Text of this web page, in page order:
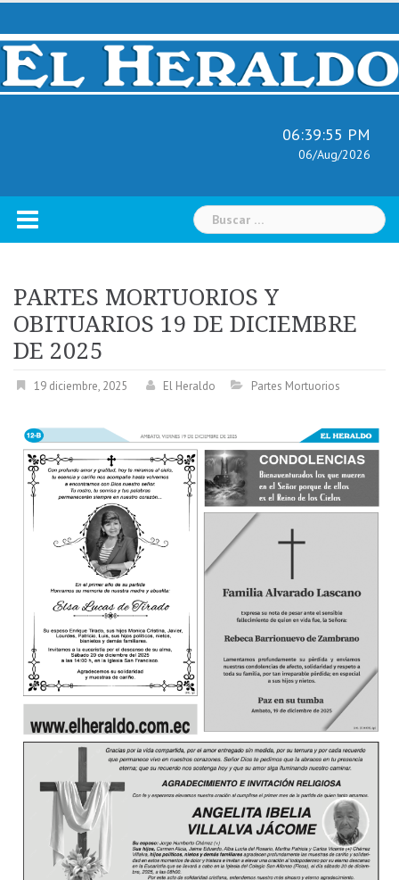
Skip
content
06:39:56 PM
06/Aug/2026
Buscar:
PARTES MORTUORIOS Y
OBITUARIOS 19 DE DICIEMBRE
DE 2025
19 diciembre, 2025 El Heraldo Partes Mortuorios